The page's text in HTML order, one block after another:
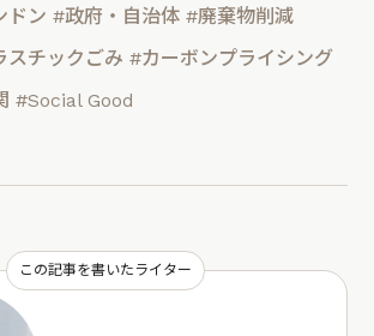
ドン #政府・自治体 #廃棄物削減
スチックごみ #カーボンプライシング
#Social Good
この記事を書いたライター